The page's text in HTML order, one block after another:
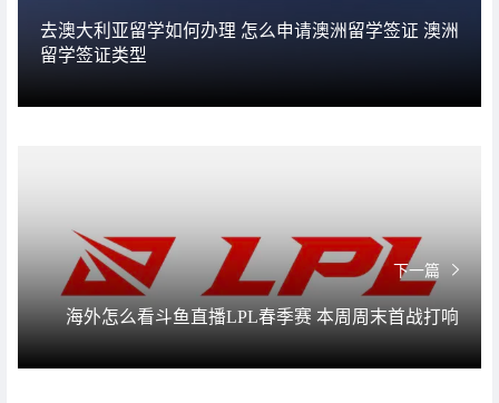
去澳大利亚留学如何办理 怎么申请澳洲留学签证 澳洲
留学签证类型
下一篇
海外怎么看斗鱼直播LPL春季赛 本周周末首战打响